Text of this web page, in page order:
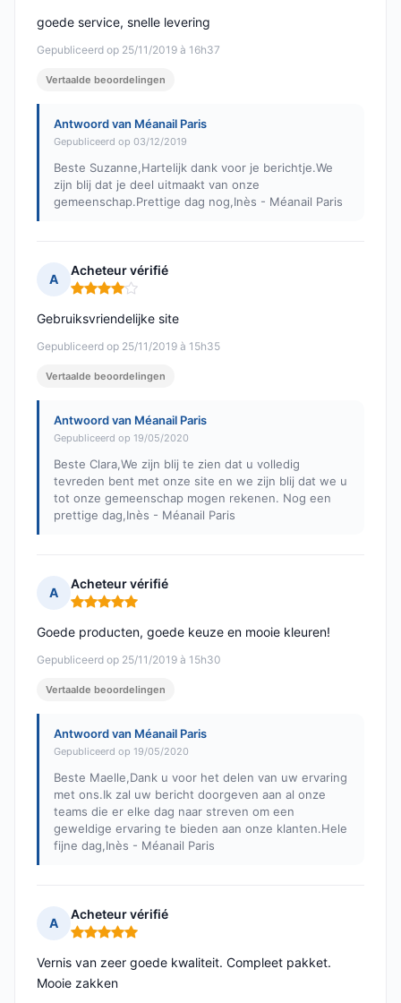
Gepubliceerd op 25/11/2019 à 16h37
goede service, snelle levering
Vertaalde beoordelingen
Antwoord van Méanail Paris
Gepubliceerd op 03/12/2019
Beste Suzanne,Hartelijk dank voor je berichtje.We
zijn blij dat je deel uitmaakt van onze
gemeenschap.Prettige dag nog,Inès - Méanail Paris
A
Acheteur vérifié
Opmerking: 4 van 5
Gepubliceerd op 25/11/2019 à 15h35
Gebruiksvriendelijke site
Vertaalde beoordelingen
Antwoord van Méanail Paris
Gepubliceerd op 19/05/2020
Beste Clara,We zijn blij te zien dat u volledig
tevreden bent met onze site en we zijn blij dat we u
tot onze gemeenschap mogen rekenen. Nog een
prettige dag,Inès - Méanail Paris
A
Acheteur vérifié
Opmerking: 5 van 5
Gepubliceerd op 25/11/2019 à 15h30
Goede producten, goede keuze en mooie kleuren!
Vertaalde beoordelingen
Antwoord van Méanail Paris
Gepubliceerd op 19/05/2020
Beste Maelle,Dank u voor het delen van uw ervaring
met ons.Ik zal uw bericht doorgeven aan al onze
teams die er elke dag naar streven om een
geweldige ervaring te bieden aan onze klanten.Hele
fijne dag,Inès - Méanail Paris
A
Acheteur vérifié
Opmerking: 5 van 5
Vernis van zeer goede kwaliteit. Compleet pakket.
Mooie zakken